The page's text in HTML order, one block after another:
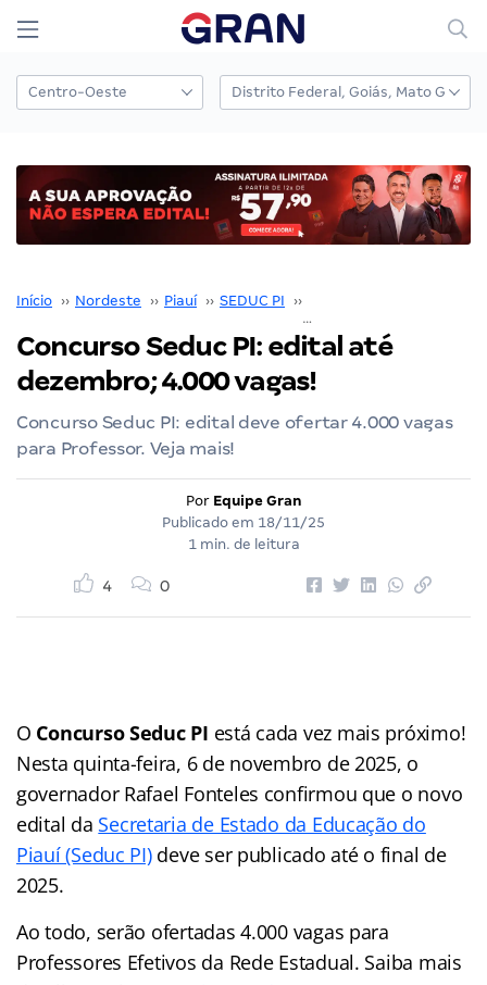
Início ›› Nordeste ›› Piauí ›› SEDUC PI ››
Concurso Seduc PI: edital até
dezembro; 4.000 vagas!
Concurso Seduc PI: edital deve ofertar 4.000 vagas
para Professor. Veja mais!
Por Equipe Gran
Publicado em 18/11/25
1 min. de leitura
4 0
O Concurso Seduc PI está cada vez mais próximo!
Nesta quinta-feira, 6 de novembro de 2025, o
governador Rafael Fonteles confirmou que o novo
edital da Secretaria de Estado da Educação do
Piauí (Seduc PI)deve ser publicado até o final de
2025.
Ao todo, serão ofertadas 4.000 vagas para
Professores Efetivos da Rede Estadual. Saiba mais